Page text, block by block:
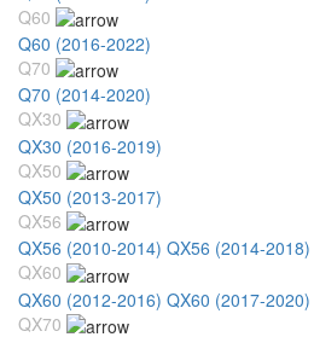
Q60
Q60 (2016-2022)
Q70
Q70 (2014-2020)
QX30
QX30 (2016-2019)
QX50
QX50 (2013-2017)
QX56
QX56 (2010-2014) QX56 (2014-2018)
QX60
QX60 (2012-2016) QX60 (2017-2020)
QX70